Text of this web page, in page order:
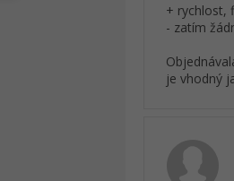
+ rychlost,
- zatím
je vhodný